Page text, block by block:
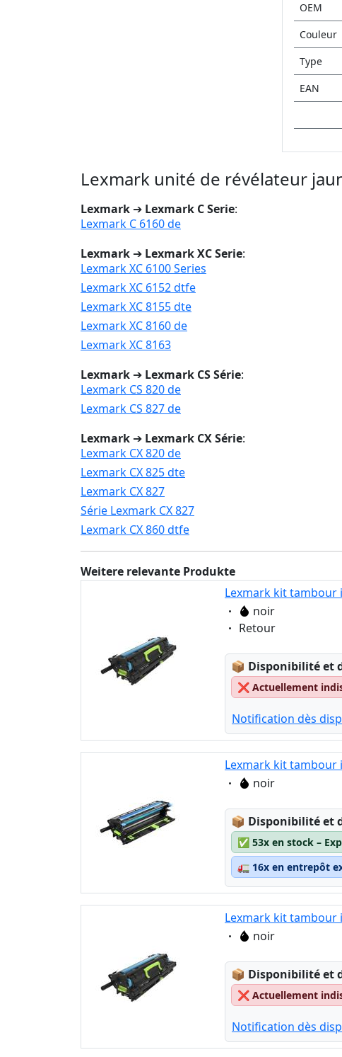
OEM
Couleur
Type
EAN
Lexmark unité de révélateur
Lexmark ➔ Lexmark C Serie:
Lexmark C 6160 de
Lexmark ➔ Lexmark XC Serie:
Lexmark XC 6100 Series
Lexmark XC 6152 dtfe
Lexmark XC 8155 dte
Lexmark XC 8160 de
Lexmark XC 8163
Lexmark ➔ Lexmark CS Série:
Lexmark CS 820 de
Lexmark CS 827 de
Lexmark ➔ Lexmark CX Série:
Lexmark CX 820 de
Lexmark CX 825 dte
Lexmark CX 827
Série Lexmark CX 827
Lexmark CX 860 dtfe
Weitere relevante Produkte
Lexmark kit tambour
Eigenschaft:
noir
Eigenschaft:
Retour
📦 Lagerstatus:
Disponibilité et
❌ Actuellement
Notification dès
Lexmark kit tambour
Eigenschaft:
noir
📦 Lagerstatus:
Disponibilité et
✅ 53x en stock –
🚛 16x en entrepôt
Lexmark kit tambour
Eigenschaft:
noir
📦 Lagerstatus:
Disponibilité et
❌ Actuellement
Notification dès